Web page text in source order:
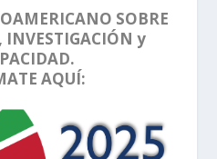
SOBRE
INVESTIGACIÓN y
AQUÍ: